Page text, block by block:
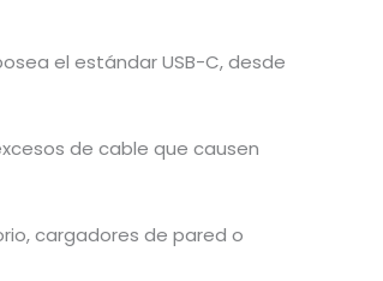
el estándar USB-C,desde
de cable que causen
cargadores de pared o